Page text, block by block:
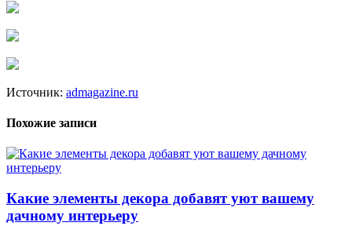
Источник: admagazine.ru
Похожие записи
Какие элементы декора добавят уют вашему
дачному интерьеру